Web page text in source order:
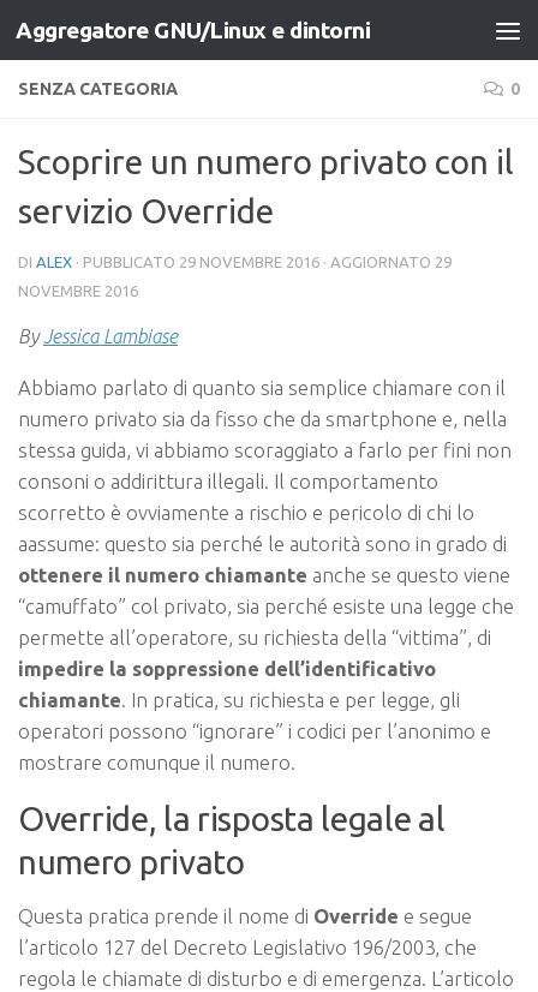
Salta al contenuto
Aggregatore GNU/Linux e dintorni
SENZA CATEGORIA 0
Scoprire un numero privato con il
servizio Override
DI ALEX · PUBBLICATO 29 NOVEMBRE 2016 · AGGIORNATO 29
NOVEMBRE 2016
ByJessica Lambiase
Abbiamo parlato di quanto sia semplice chiamare con il
numero privato sia da fisso che da smartphone e, nella
stessa guida, vi abbiamo scoraggiato a farlo per fini non
consoni o addirittura illegali. Il comportamento
scorretto è ovviamente a rischio e pericolo di chi lo
aassume: questo sia perché le autorità sono in grado di
ottenere il numero chiamante anche se questo viene
“camuffato” col privato, sia perché esiste una legge che
permette all’operatore, su richiesta della “vittima”, di
impedire la soppressione dell’identificativo
chiamante . In pratica, su richiesta e per legge, gli
operatori possono “ignorare” i codici per l’anonimo e
mostrare comunque il numero.
Override, la risposta legale al
numero privato
Questa pratica prende il nome di Override e segue
l’articolo 127 del Decreto Legislativo 196/2003, che
regola le chiamate di disturbo e di emergenza. L’articolo